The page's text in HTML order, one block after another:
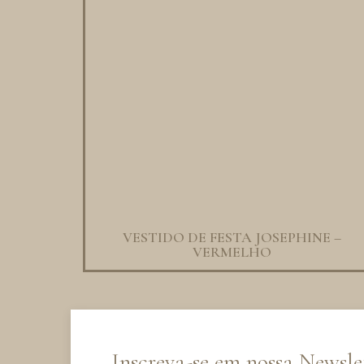
VESTIDO DE FESTA JOSEPHINE –
VERMELHO